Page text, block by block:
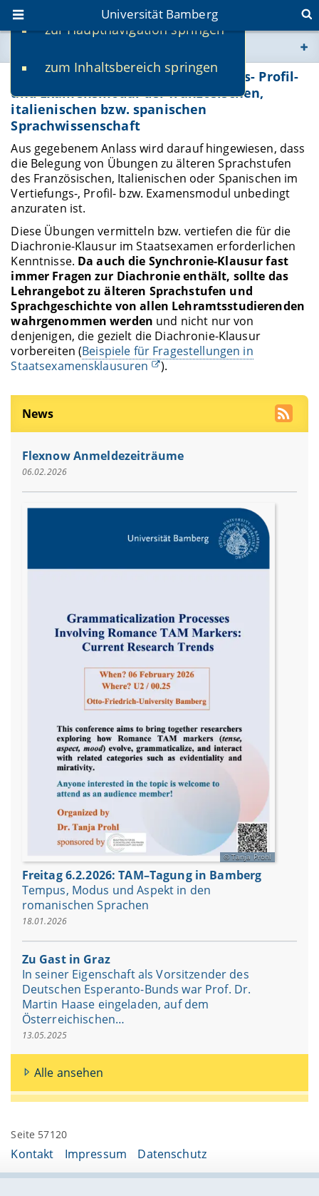
zur Hauptnavigation springen
zum Inhaltsbereich springen
Universität Bamberg
www.uni-bamberg.de
univis.uni-bamberg.de
fis.uni-bamberg.de
Lehrveranstaltungen im Vertiefungs- Profil-
und Examensmodul der französischen,
italienischen bzw. spanischen
Sprachwissenschaft
Aus gegebenem Anlass wird darauf hingewiesen, dass
die Belegung von Übungen zu älteren Sprachstufen
des Französischen, Italienischen oder Spanischen im
Vertiefungs-, Profil- bzw. Examensmodul unbedingt
anzuraten ist.
Diese Übungen vermitteln bzw. vertiefen die für die
Diachronie-Klausur im Staatsexamen erforderlichen
Kenntnisse. Da auch die Synchronie-Klausur fast
immer Fragen zur Diachronie enthält, sollte das
Lehrangebot zu älteren Sprachstufen und
Sprachgeschichte von allen Lehramtsstudierenden
wahrgenommen werden und nicht nur von
denjenigen, die gezielt die Diachronie-Klausur
vorbereiten (Beispiele für Fragestellungen in
Staatsexamensklausuren
).
News
Flexnow Anmeldezeiträume
06.02.2026
Tanja Prohl
Freitag 6.2.2026: TAM–Tagung in Bamberg
Tempus, Modus und Aspekt in den
romanischen Sprachen
18.01.2026
Zu Gast in Graz
In seiner Eigenschaft als Vorsitzender des
Deutschen Esperanto-Bunds war Prof. Dr.
Martin Haase eingeladen, auf dem
Österreichischen…
13.05.2025
Alle ansehen
Seite 57120
Kontakt Impressum Datenschutz